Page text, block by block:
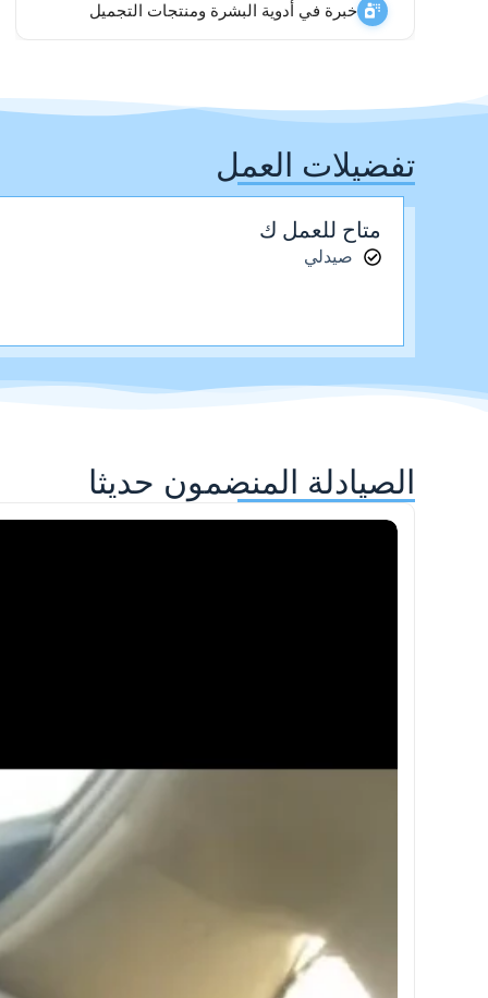
خبرة في أدوية البشرة ومنتجات التجميل
تفضيلات العمل
متاح للعمل ك
صيدلي
الصيادلة المنضمون حديثا